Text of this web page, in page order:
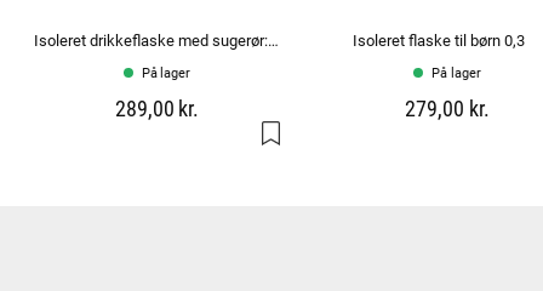
Isoleret drikkeflaske med sugerør: 0.6L
På lager
289,00 kr.
Isoleret flaske til børn 0,35L
På lager
279,00 kr.